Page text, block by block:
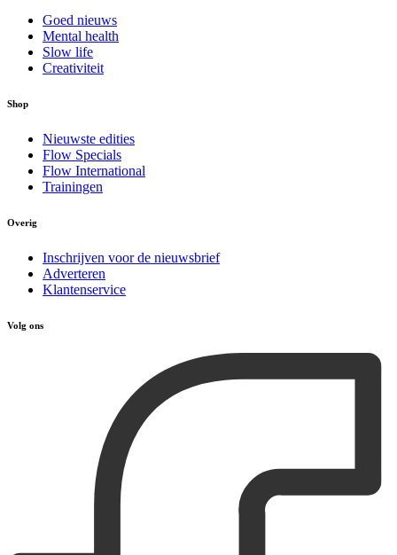
Goed nieuws
Mental health
Slow life
Creativiteit
Shop
Nieuwste edities
Flow Specials
Flow International
Trainingen
Overig
Inschrijven voor de nieuwsbrief
Adverteren
Klantenservice
Volg ons